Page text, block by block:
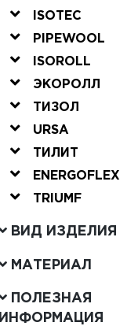
ISOTEC
PIPEWOOL
ISOROLL
ЭКОРОЛЛ
ТИЗОЛ
URSA
ТИЛИТ
ENERGOFLEX
TRIUMF
ВИД ИЗДЕЛИЯ
МАТЕРИАЛ
ПОЛЕЗНАЯ
ИНФОРМАЦИЯ